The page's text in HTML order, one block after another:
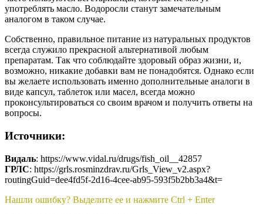
употреблять масло. Водоросли станут замечательным
аналогом в таком случае.
Собственно, правильное питание из натуральных продуктов
всегда служило прекрасной альтернативой любым
препаратам. Так что соблюдайте здоровый образ жизни, и,
возможно, никакие добавки вам не понадобятся. Однако если
вы желаете использовать именно дополнительные аналоги в
виде капсул, таблеток или масел, всегда можно
проконсультироваться со своим врачом и получить ответы на
вопросы.
Источники:
Видаль: https://www.vidal.ru/drugs/fish_oil__42857
ГРЛС: https://grls.rosminzdrav.ru/Grls_View_v2.aspx?
routingGuid=dee4fd5f-2d16-4cee-ab95-593f5b2bb3a4&t=
Нашли ошибку? Выделите ее и нажмите Ctrl + Enter